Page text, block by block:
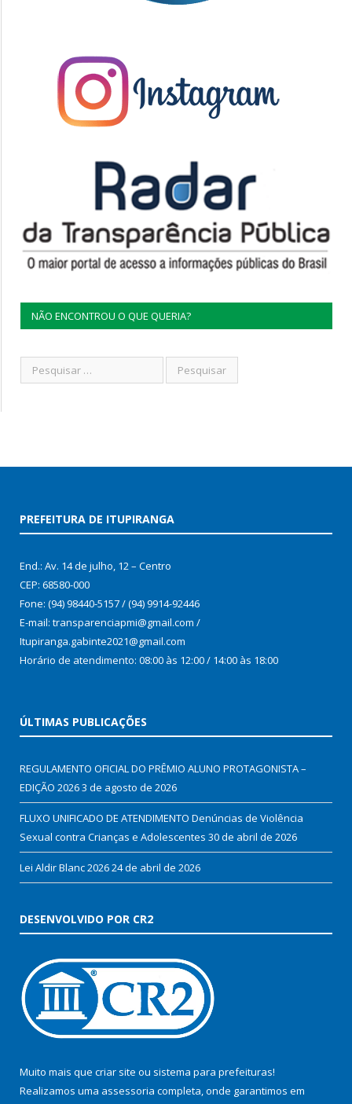
NÃO ENCONTROU O QUE QUERIA?
PREFEITURA DE ITUPIRANGA
End.: Av. 14 de julho, 12 – Centro
CEP: 68580-000
Fone: (94) 98440-5157 / (94) 9914-92446
E-mail: transparenciapmi@gmail.com /
Itupiranga.gabinte2021@gmail.com
Horário de atendimento: 08:00 às 12:00 / 14:00 às 18:00
ÚLTIMAS PUBLICAÇÕES
REGULAMENTO OFICIAL DO PRÊMIO ALUNO PROTAGONISTA –
EDIÇÃO 20263 de agosto de 2026
FLUXO UNIFICADO DE ATENDIMENTO Denúncias de Violência
Sexual contra Crianças e Adolescentes 30 de abril de 2026
Lei Aldir Blanc 202624 de abril de 2026
DESENVOLVIDO POR CR2
Muito mais que criar site ou sistema para prefeituras!
Realizamos uma assessoria completa, onde garantimos em